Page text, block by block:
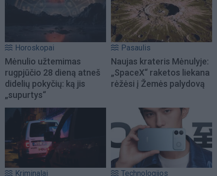
Horoskopai
Mėnulio užtemimas
rugpjūčio 28 dieną atneš
didelių pokyčių: ką jis
„supurtys“
Pasaulis
Naujas krateris Mėnulyje:
„SpaceX“ raketos liekana
rėžėsi į Žemės palydovą
Kriminalai Technologijos